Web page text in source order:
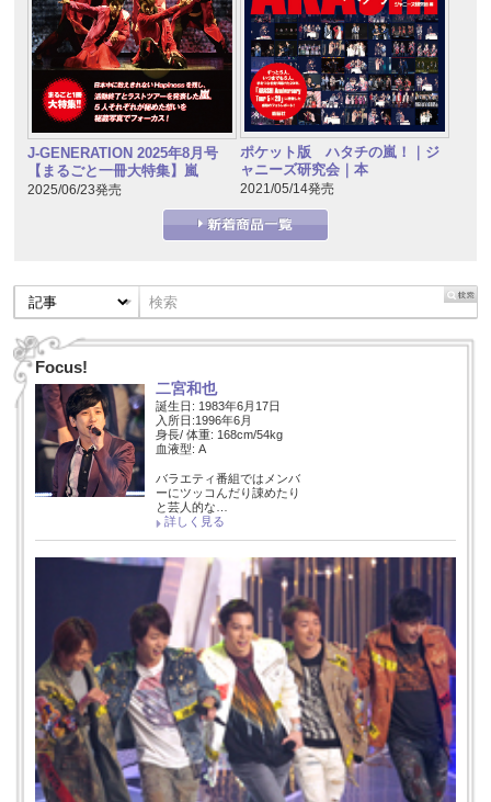
J-GENERATION 2025年8月号
【まるごと一冊大特集】嵐
2025/06/23発売
ポケット版 ハタチの嵐！｜ジ
ャニーズ研究会｜本
2021/05/14発売
Focus!
二宮和也
誕生日: 1983年6月17日
入所日:1996年6月
身長/ 体重: 168cm/54kg
血液型: A
バラエティ番組ではメンバ
ーにツッコんだり諌めたり
と芸人的な…
詳しく見る